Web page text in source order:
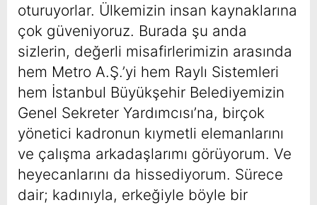
oturuyorlar. Ülkemizin insan kaynaklarına
çok güveniyoruz. Burada şu anda
sizlerin, değerli misafirlerimizin arasında
hem Metro A.Ş.’yi hem Raylı Sistemleri
hem İstanbul Büyükşehir Belediyemizin
Genel Sekreter Yardımcısı’na, birçok
yönetici kadronun kıymetli elemanlarını
ve çalışma arkadaşlarımı görüyorum. Ve
heyecanlarını da hissediyorum. Sürece
dair; kadınıyla, erkeğiyle böyle bir